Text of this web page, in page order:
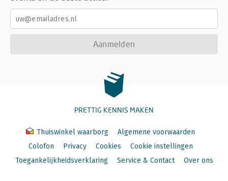
Aanmelden
PRETTIG KENNIS MAKEN
Thuiswinkel waarborg
Algemene voorwaarden
Colofon
Privacy Cookies
Cookie instellingen
Toegankelijkheidsverklaring
Service & Contact Over ons